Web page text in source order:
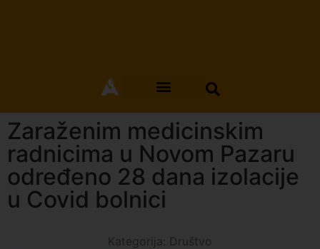
Zaraženim medicinskim
radnicima u Novom Pazaru
određeno 28 dana izolacije
u Covid bolnici
Kategorija: Društvo